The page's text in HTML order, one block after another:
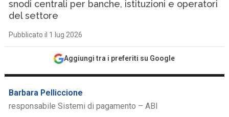
snodi centrali per banche, istituzioni e operatori
del settore
Pubblicato il 1 lug 2026
Aggiungi tra i preferiti su Google
Barbara Pelliccione
responsabile Sistemi di pagamento – ABI